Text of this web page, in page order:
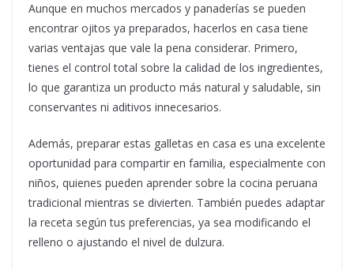
Aunque en muchos mercados y panaderías se pueden
encontrar ojitos ya preparados, hacerlos en casa tiene
varias ventajas que vale la pena considerar. Primero,
tienes el control total sobre la calidad de los ingredientes,
lo que garantiza un producto más natural y saludable, sin
conservantes ni aditivos innecesarios.
Además, preparar estas galletas en casa es una excelente
oportunidad para compartir en familia, especialmente con
niños, quienes pueden aprender sobre la cocina peruana
tradicional mientras se divierten. También puedes adaptar
la receta según tus preferencias, ya sea modificando el
relleno o ajustando el nivel de dulzura.